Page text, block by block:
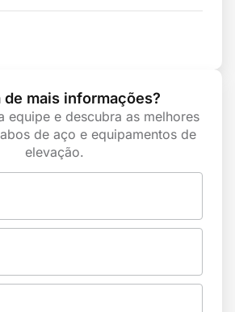
de mais informações?
equipe e descubra as melhores
de aço e equipamentos de
elevação.